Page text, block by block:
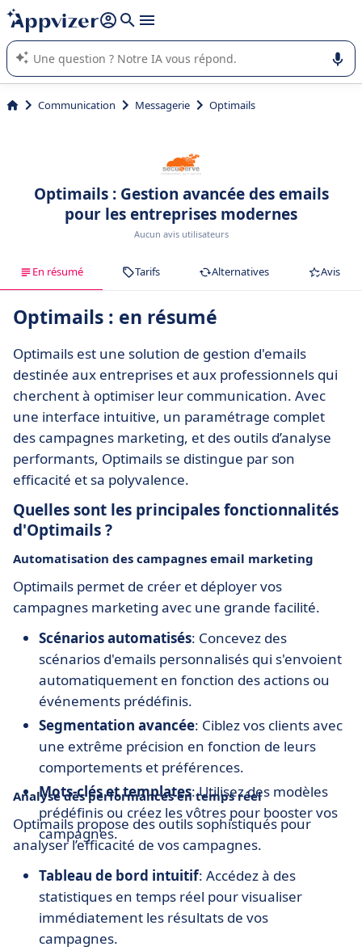
répondre (plusieurs lignes avec
L'IA de Appvizer vous guide dans l'utilisation ou la sélection de
logiciel SaaS en entreprise.
Communication Messagerie Optimails
Optimails : Gestion avancée des emails
pour les entreprises modernes
Aucun avis utilisateurs
En résumé Tarifs Alternatives Avis
Optimails : en résumé
Optimails est une solution de gestion d'emails
destinée aux entreprises et aux professionnels qui
cherchent à optimiser leur communication. Avec
une interface intuitive, un paramétrage complet
des campagnes marketing, et des outils d’analyse
performants, Optimails se distingue par son
efficacité et sa polyvalence.
Quelles sont les principales fonctionnalités
d'Optimails ?
Automatisation des campagnes email marketing
Optimails permet de créer et déployer vos
campagnes marketing avec une grande facilité.
Scénarios automatisés: Concevez des
scénarios d'emails personnalisés qui s'envoient
automatiquement en fonction des actions ou
événements prédéfinis.
Segmentation avancée: Ciblez vos clients avec
une extrême précision en fonction de leurs
comportements et préférences.
Mots-clés et templates: Utilisez des modèles
prédéfinis ou créez les vôtres pour booster vos
campagnes.
Analyse des performances en temps réel
Optimails propose des outils sophistiqués pour
analyser l’efficacité de vos campagnes.
Tableau de bord intuitif: Accédez à des
statistiques en temps réel pour visualiser
immédiatement les résultats de vos
campagnes.